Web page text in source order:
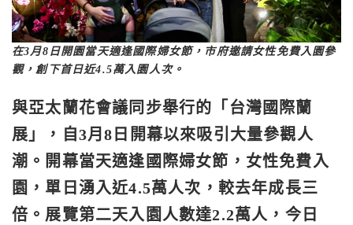
在3月8日開園當天適逢國際婦女節，市府邀請女性免費入園參
觀，創下首日近4.5萬入園人次。
與亞太蘭花會議同步舉行的「台灣國際蘭
展」，自3月8日開幕以來吸引大量參觀人
潮。開幕當天適逢國際婦女節，女性免費入
園，單日湧入近4.5萬人次，較去年成長三
倍。展覽第二天入園人數達2.2萬人，今日